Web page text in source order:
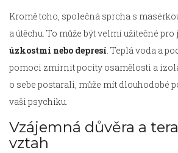
Kromě toho, společná sprcha s
a útěchu. To může být velmi užitečné
úzkostmi nebo depresí. Teplá voda a
pomoci zmírnit pocity osamělosti a
o sebe postarali, může mít dlouhodobé
vaši psychiku.
Vzájemná důvěra a
vztah